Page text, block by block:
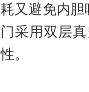
耗又避免内
门采用双层
性。